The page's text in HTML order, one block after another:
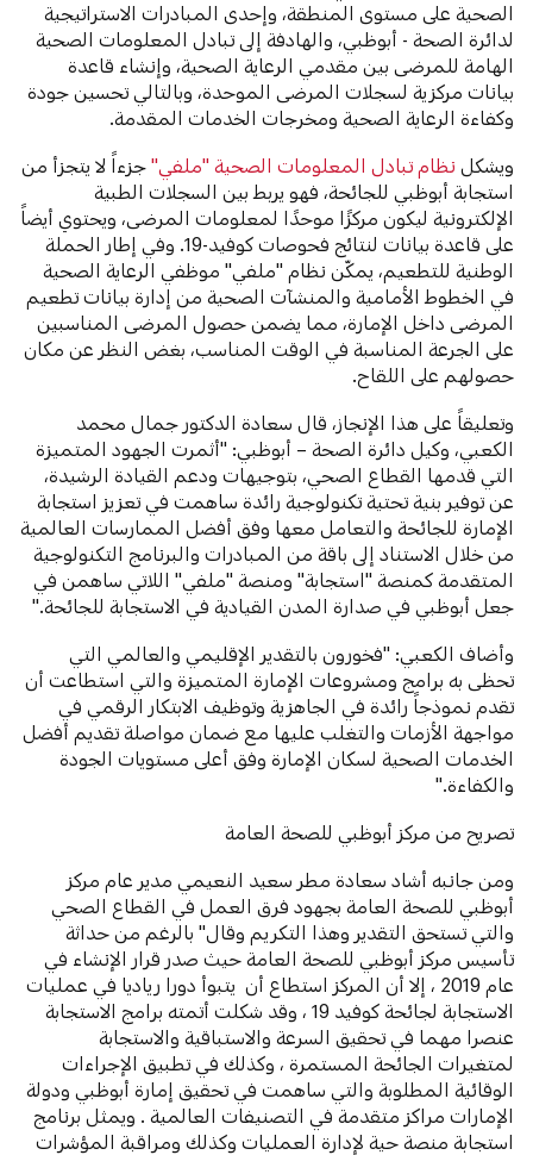
الصحية على مستوى المنطقة، وإحدى المبادرات الاستراتيجية
لدائرة الصحة - أبوظبي، والهادفة إلى تبادل المعلومات الصحية
الهامة للمرضى بين مقدمي الرعاية الصحية، وإنشاء قاعدة
بيانات مركزية لسجلات المرضى الموحدة، وبالتالي تحسين جودة
وكفاءة الرعاية الصحية ومخرجات الخدمات المقدمة.
ويشكل نظام تبادل المعلومات الصحية "ملفي" جزءاً لا يتجزأ من
استجابة أبوظبي للجائحة، فهو يربط بين السجلات الطبية
الإلكترونية ليكون مركزًا موحدًا لمعلومات المرضى، ويحتوي أيضاً
على قاعدة بيانات لنتائج فحوصات كوفيد-19. وفي إطار الحملة
الوطنية للتطعيم، يمكّن نظام "ملفي" موظفي الرعاية الصحية
في الخطوط الأمامية والمنشآت الصحية من إدارة بيانات تطعيم
المرضى داخل الإمارة، مما يضمن حصول المرضى المناسبين
على الجرعة المناسبة في الوقت المناسب، بغض النظر عن مكان
حصولهم على اللقاح.
وتعليقاً على هذا الإنجاز، قال سعادة الدكتور جمال محمد
الكعبي، وكيل دائرة الصحة – أبوظبي: "أثمرت الجهود المتميزة
التي قدمها القطاع الصحي، بتوجيهات ودعم القيادة الرشيدة،
عن توفير بنية تحتية تكنولوجية رائدة ساهمت في تعزيز استجابة
الإمارة للجائحة والتعامل معها وفق أفضل الممارسات العالمية
من خلال الاستناد إلى باقة من المبادرات والبرنامج التكنولوجية
المتقدمة كمنصة "استجابة" ومنصة "ملفي" اللاتي ساهمن في
جعل أبوظبي في صدارة المدن القيادية في الاستجابة للجائحة."
وأضاف الكعبي: "فخورون بالتقدير الإقليمي والعالمي التي
تحظى به برامج ومشروعات الإمارة المتميزة والتي استطاعت أن
تقدم نموذجاً رائدة في الجاهزية وتوظيف الابتكار الرقمي في
مواجهة الأزمات والتغلب عليها مع ضمان مواصلة تقديم أفضل
الخدمات الصحية لسكان الإمارة وفق أعلى مستويات الجودة
والكفاءة."
تصريح من مركز أبوظبي للصحة العامة
ومن جانبه أشاد سعادة مطر سعيد النعيمي مدير عام مركز
أبوظبي للصحة العامة بجهود فرق العمل في القطاع الصحي
والتي تستحق التقدير وهذا التكريم وقال" بالرغم من حداثة
تأسيس مركز أبوظبي للصحة العامة حيث صدر قرار الإنشاء في
عام 2019 ، إلا أن المركز استطاع أن يتبوأ دورا رياديا في عمليات
الاستجابة لجائحة كوفيد 19 ، وقد شكلت أتمته برامج الاستجابة
عنصرا مهما في تحقيق السرعة والاستباقية والاستجابة
لمتغيرات الجائحة المستمرة ، وكذلك في تطبيق الإجراءات
الوقائية المطلوبة والتي ساهمت في تحقيق إمارة أبوظبي ودولة
الإمارات مراكز متقدمة في التصنيفات العالمية . ويمثل برنامج
استجابة منصة حية لإدارة العمليات وكذلك ومراقبة المؤشرات